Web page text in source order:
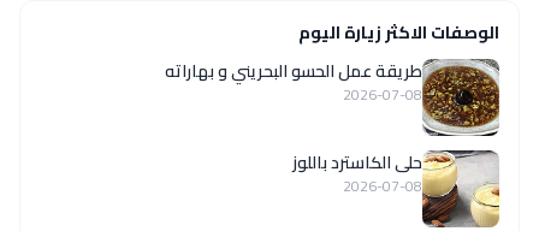
الوصفات الاكثر زيارة اليوم
طريقة عمل الحسو البحريني و بهاراته
2026-07-08
حلى الكاسترد باللوز
2026-07-08